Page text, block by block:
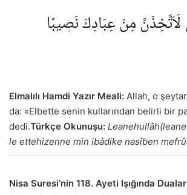
لَاَتَّخِذَنَّ مِنْ عِبَادِكَ نَص۪يبًا
Elmalılı Hamdi Yazır Meali: Allah, o
da: «Elbette senin kullarından belirli bir
dedi.Türkçe Okunuşu:
le ettehizenne min ibâdike nasîben
Nisa Suresi’nin 118. Ayeti Işığında Dualar